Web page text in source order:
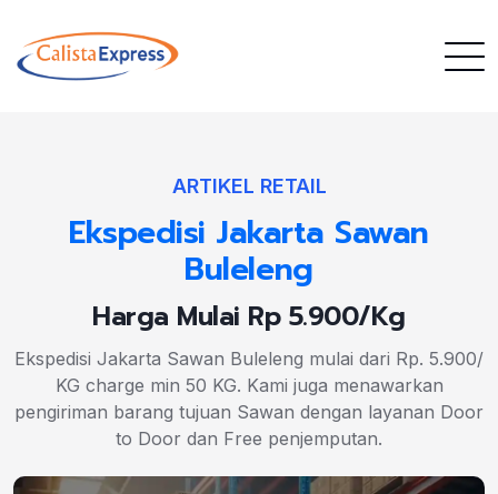
ARTIKEL RETAIL
Ekspedisi Jakarta Sawan
Buleleng
Harga Mulai Rp 5.900/Kg
Ekspedisi Jakarta Sawan Buleleng mulai dari Rp. 5.900/
KG charge min 50 KG. Kami juga menawarkan
pengiriman barang tujuan Sawan dengan layanan Door
to Door dan Free penjemputan.